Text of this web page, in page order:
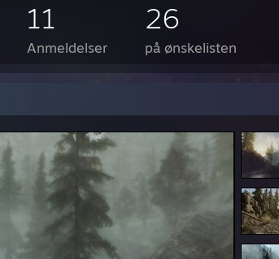
11
Anmeldelser
26
på ønskelisten